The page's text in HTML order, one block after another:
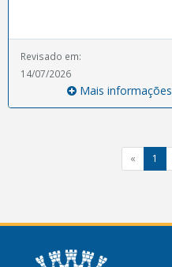
Revisado em:
14/07/2026
Mais informações
« 1